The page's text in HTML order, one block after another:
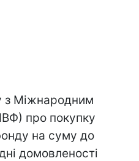
з Міжнародним
про покупку
на суму до
домовленості